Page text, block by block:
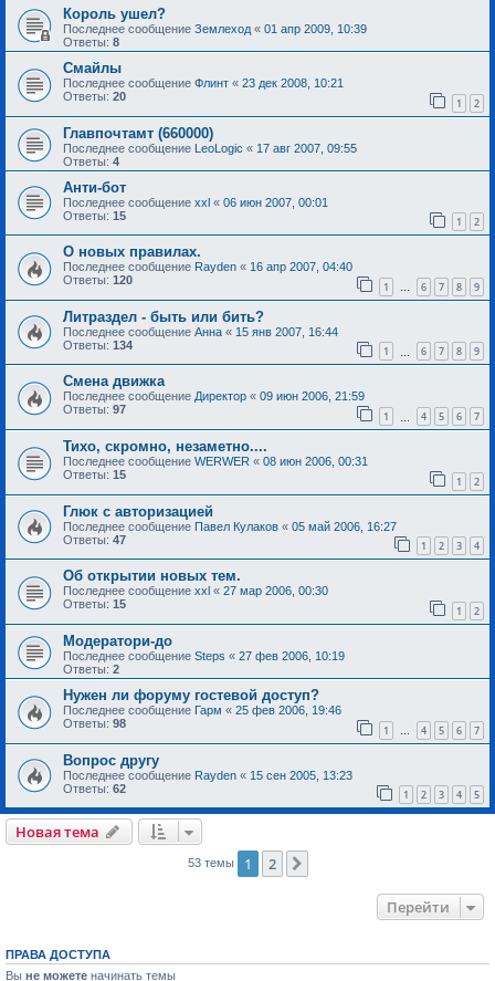
Король ушел?
Последнее сообщение Землеход « 01 апр 2009, 10:39
Ответы: 8
Смайлы
Последнее сообщение Флинт « 23 дек 2008, 10:21
Ответы: 20 1 2
Главпочтамт (660000)
Последнее сообщение LeoLogic « 17 авг 2007, 09:55
Ответы: 4
Анти-бот
Последнее сообщение xxl « 06 июн 2007, 00:01
Ответы: 15 1 2
О новых правилах.
Последнее сообщение Rayden « 16 апр 2007, 04:40
Ответы: 120 1 … 6 7 8 9
Литраздел - быть или бить?
Последнее сообщение Анна « 15 янв 2007, 16:44
Ответы: 134 1 6 7 8 9
Смена движка
Последнее сообщение Директор « 09 июн 2006, 21:59
Ответы: 97 1 4 5 6 7
Тихо, скромно, незаметно....
Последнее сообщение WERWER « 08 июн 2006, 00:31
Ответы: 15 1 2
Глюк с авторизацией
Последнее сообщение Павел Кулаков « 05 май 2006, 16:27
Ответы: 47 1 2 3 4
Об открытии новых тем.
Последнее сообщение xxl « 27 мар 2006, 00:30
Ответы: 15 1 2
Модератори-до
Последнее сообщение Steps « 27 фев 2006, 10:19
Ответы: 2
Нужен ли форуму гостевой доступ?
Последнее сообщение Гарм « 25 фев 2006, 19:46
Ответы: 98 1 … 4 5 6 7
Вопрос другу
Последнее сообщение Rayden « 15 сен 2005, 13:23
Ответы: 62 1 2 3 4 5
Новая тема
53 темы 1 2
Перейти
ПРАВА ДОСТУПА
Вы не можете начинать темы